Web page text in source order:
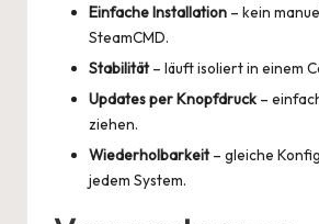
Einfache Installation – kein
SteamCMD.
Stabilität– läuft isoliert in einem
Updates per Knopfdruck –
ziehen.
Wiederholbarkeit– gleiche
jedem System.